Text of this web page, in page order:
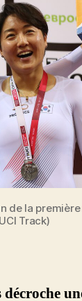
de la
Track)